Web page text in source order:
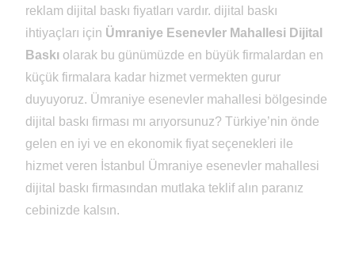
reklam dijital baskı fiyatları vardır. dijital baskı
ihtiyaçları için Ümraniye Esenevler Mahallesi Dijital
Baskı olarak bu günümüzde en büyük firmalardan en
küçük firmalara kadar hizmet vermekten gurur
duyuyoruz. Ümraniye esenevler mahallesi bölgesinde
dijital baskı firması mı arıyorsunuz? Türkiye’nin önde
gelen en iyi ve en ekonomik fiyat seçenekleri ile
hizmet veren İstanbul Ümraniye esenevler mahallesi
dijital baskı firmasından mutlaka teklif alın paranız
cebinizde kalsın.